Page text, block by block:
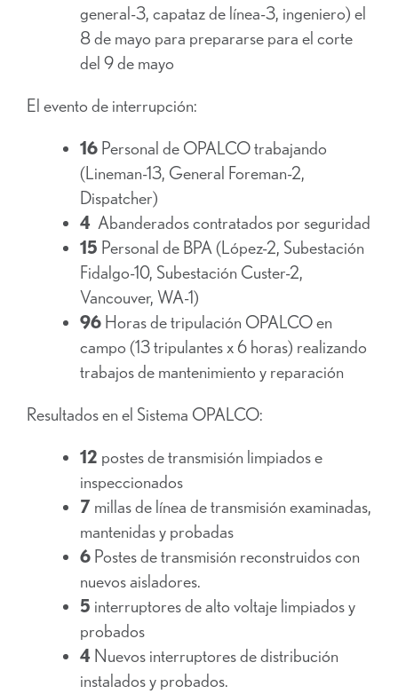
general-3, capataz de línea-3, ingeniero) el
8 de mayo para prepararse para el corte
del 9 de mayo
El evento de interrupción:
16 Personal de OPALCO trabajando
(Lineman-13, General Foreman-2,
Dispatcher)
4 Abanderados contratados por seguridad
15 Personal de BPA (López-2, Subestación
Fidalgo-10, Subestación Custer-2,
Vancouver, WA-1)
96 Horas de tripulación OPALCO en
campo (13 tripulantes x 6 horas) realizando
trabajos de mantenimiento y reparación
Resultados en el Sistema OPALCO:
12 postes de transmisión limpiados e
inspeccionados
7 millas de línea de transmisión examinadas,
mantenidas y probadas
6 Postes de transmisión reconstruidos con
nuevos aisladores.
5 interruptores de alto voltaje limpiados y
probados
4 Nuevos interruptores de distribución
instalados y probados.